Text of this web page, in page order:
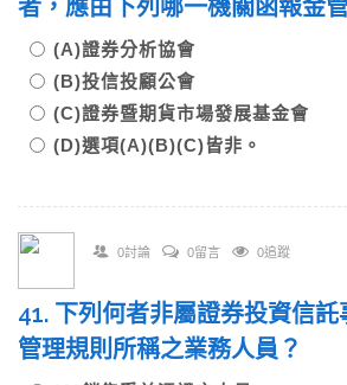
者，應由下列哪一機關函報金
(A)證券分析協會
(B)投信投顧公會
(C)證券暨期貨市場發展基金會
(D)選項(A)(B)(C)皆非。
0討論 0留言 0追蹤
41. 下列何者非屬證券投資信託
管理規則所稱之業務人員？